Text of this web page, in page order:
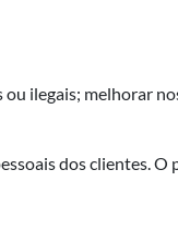
ilegais; melhorar
dos clientes. O